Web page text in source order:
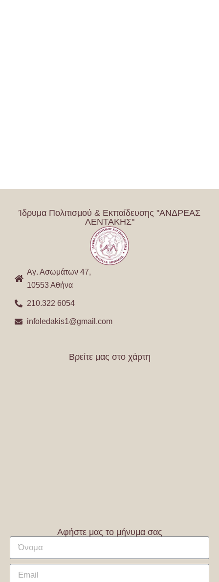
Ίδρυμα Πολιτισμού & Εκπαίδευσης "ΑΝΔΡΕΑΣ
ΛΕΝΤΑΚΗΣ"
Αγ. Ασωμάτων 47,
10553 Αθήνα
210.322 6054
infoledakis1@gmail.com
Βρείτε μας στο χάρτη
Αφήστε μας το μήνυμα σας